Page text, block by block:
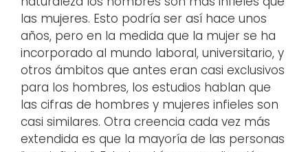
las mujeres. Esto podría ser así hace unos
años, pero en la medida que la mujer se ha
incorporado al mundo laboral, universitario, y
otros ámbitos que antes eran casi exclusivos
para los hombres, los estudios hablan que
las cifras de hombres y mujeres infieles son
casi similares. Otra creencia cada vez más
extendida es que la mayoría de las personas